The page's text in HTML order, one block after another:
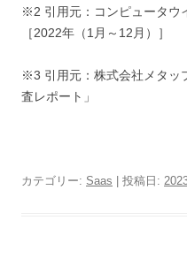
※2 引用元：コンピュータウ
［2022年（1月～12月）］
※3 引用元：株式会社メタッ
査レポート」
カテゴリー: Saas | 投稿日: